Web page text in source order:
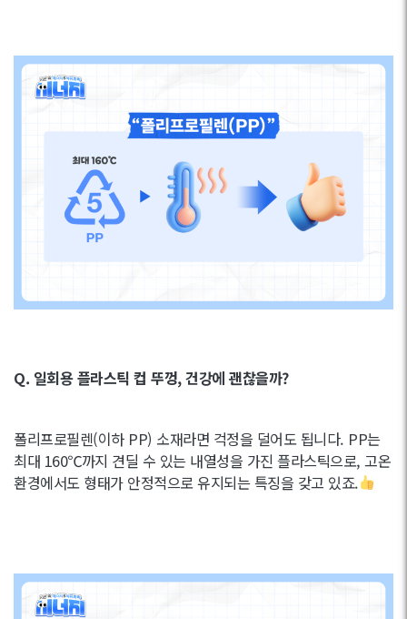
Q. 일회용 플라스틱 컵 뚜껑, 건강에 괜찮을까?
폴리프로필렌(이하 PP) 소재라면 걱정을 덜어도 됩니다. PP는
최대 160℃까지 견딜 수 있는 내열성을 가진 플라스틱으로, 고온
환경에서도 형태가 안정적으로 유지되는 특징을 갖고 있죠.